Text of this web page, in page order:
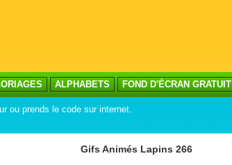
ALPHABETS FOND D'ÉCRAN GRATUIT
ou prends le code sur internet.
Gifs Animés Lapins 266